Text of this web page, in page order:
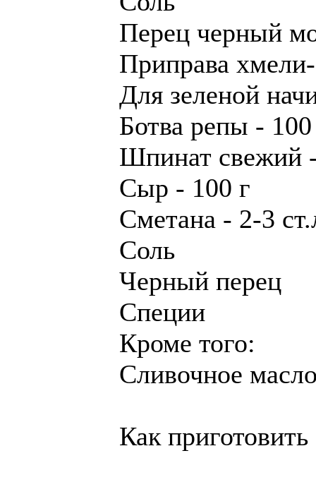
Перец черный
Приправа
Для зеленой
Ботва репы - 100
Шпинат свежий
Сыр - 100 г
Сметана - 2-3
Соль
Черный перец
Специи
Кроме того:
Сливочное
Как